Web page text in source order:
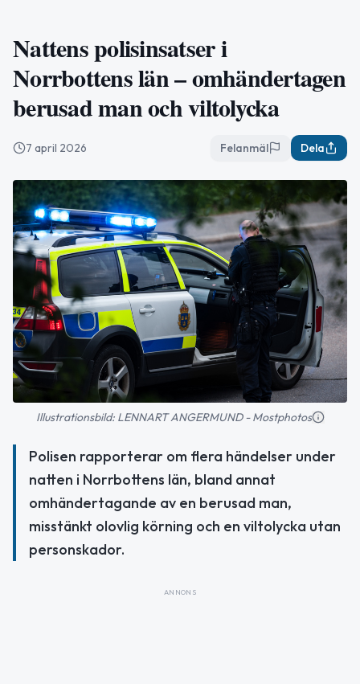
Nattens polisinsatser i
Norrbottens län – omhändertagen
berusad man och viltolycka
7 april 2026 Felanmäl Dela
Illustrationsbild: LENNART ANGERMUND - Mostphotos
Polisen rapporterar om flera händelser under
natten i Norrbottens län, bland annat
omhändertagande av en berusad man,
misstänkt olovlig körning och en viltolycka utan
personskador.
ANNONS